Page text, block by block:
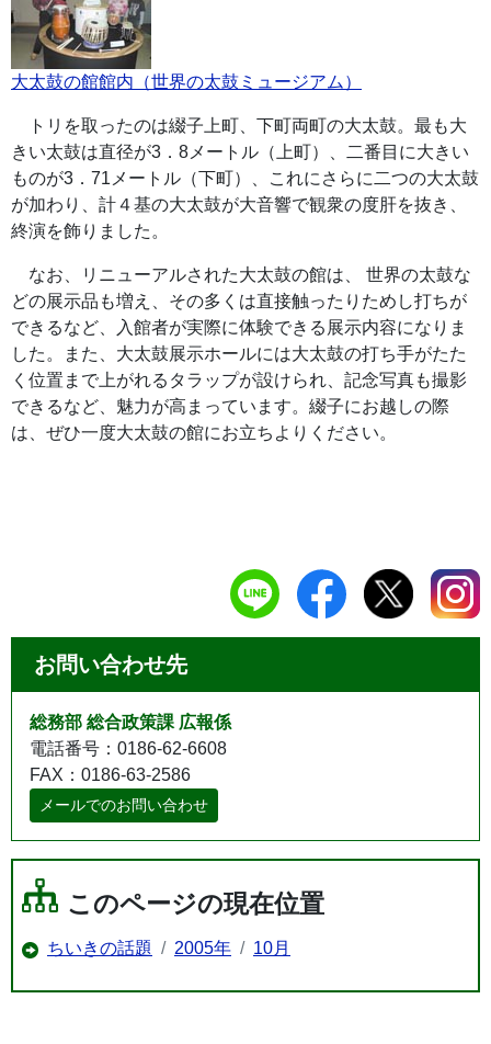
大太鼓の館館内（世界の太鼓ミュージアム）
トリを取ったのは綴子上町、下町両町の大太鼓。最も大
きい太鼓は直径が3．8メートル（上町）、二番目に大きい
ものが3．71メートル（下町）、これにさらに二つの大太鼓
が加わり、計４基の大太鼓が大音響で観衆の度肝を抜き、
終演を飾りました。
なお、リニューアルされた大太鼓の館は、 世界の太鼓な
どの展示品も増え、その多くは直接触ったりためし打ちが
できるなど、入館者が実際に体験できる展示内容になりま
した。また、大太鼓展示ホールには大太鼓の打ち手がたた
く位置まで上がれるタラップが設けられ、記念写真も撮影
できるなど、魅力が高まっています。綴子にお越しの際
は、ぜひ一度大太鼓の館にお立ちよりください。
お問い合わせ先
総務部 総合政策課 広報係
電話番号：0186-62-6608
FAX：0186-63-2586
メールでのお問い合わせ
このページの現在位置
ちいきの話題 2005年 10月